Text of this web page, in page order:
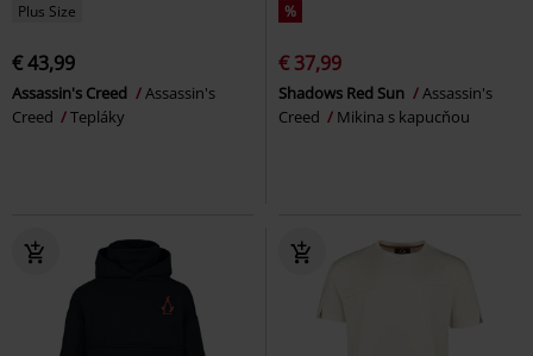
Plus Size
€ 43,99
Assassin's Creed
Assassin's
Creed
Tepláky
%
€ 37,99
Shadows Red Sun
Assassin's
Creed
Mikina s kapucňou